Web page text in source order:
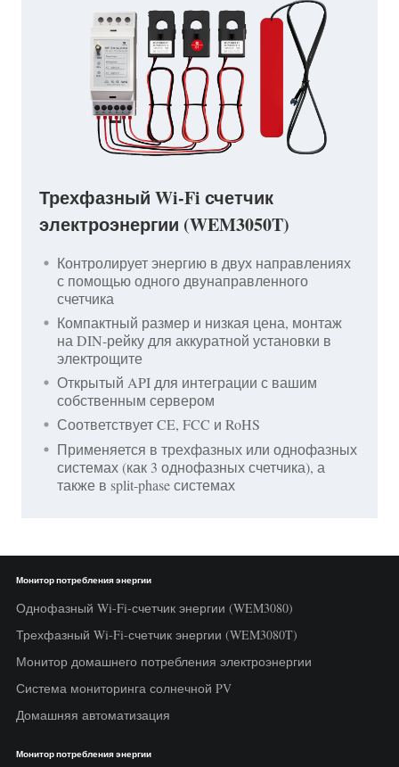
Трехфазный Wi-Fi счетчик
электроэнергии (WEM3050T)
Контролирует энергию в двух направлениях
с помощью одного двунаправленного
счетчика
Компактный размер и низкая цена, монтаж
на DIN-рейку для аккуратной установки в
электрощите
Открытый API для интеграции с вашим
собственным сервером
Соответствует CE, FCC и RoHS
Применяется в трехфазных или однофазных
системах (как 3 однофазных счетчика), а
также в split-phase системах
Монитор потребления энергии
Однофазный Wi-Fi-счетчик энергии (WEM3080)
Трехфазный Wi-Fi-счетчик энергии (WEM3080T)
Монитор домашнего потребления электроэнергии
Система мониторинга солнечной PV
Домашняя автоматизация
Монитор потребления энергии